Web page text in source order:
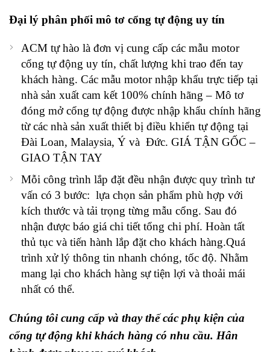
Đại lý phân phối mô tơ cổng tự động uy tín
ACM tự hào là đơn vị cung cấp các mẫu motor
cổng tự động uy tín, chất lượng khi trao đến tay
khách hàng. Các mẫu motor nhập khẩu trực tiếp tại
nhà sản xuất cam kết 100% chính hãng – Mô tơ
đóng mở cổng tự động được nhập khẩu chính hãng
từ các nhà sản xuất thiết bị điều khiển tự động tại
Đài Loan, Malaysia, Ý và Đức. GIÁ TẬN GỐC –
GIAO TẬN TAY
Mỗi công trình lắp đặt đều nhận được quy trình tư
vấn có 3 bước: lựa chọn sản phẩm phù hợp với
kích thước và tải trọng từng mẫu cổng. Sau đó
nhận được báo giá chi tiết tổng chi phí. Hoàn tất
thủ tục và tiến hành lắp đặt cho khách hàng.Quá
trình xử lý thông tin nhanh chóng, tốc độ. Nhằm
mang lại cho khách hàng sự tiện lợi và thoải mái
nhất có thể.
Chúng tôi cung cấp và thay thế các phụ kiện của
cổng tự động khi khách hàng có nhu cầu. Hân